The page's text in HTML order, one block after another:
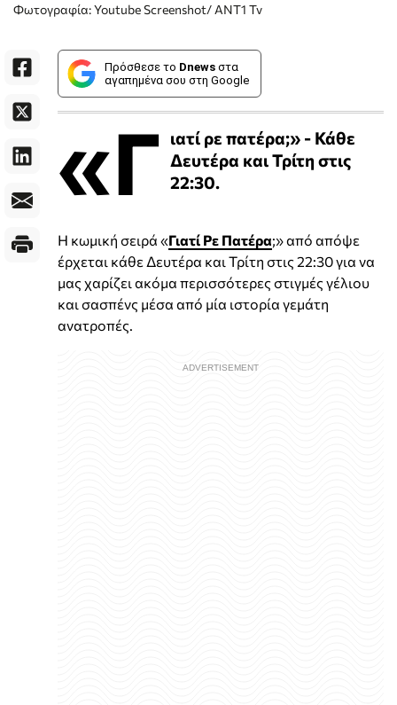
Φωτογραφία: Youtube Screenshot/ ANT1 Tv
Πρόσθεσε το Dnews στα
αγαπημένα σου στη Google
«Γ ιατί ρε πατέρα;» - Κάθε
Δευτέρα και Τρίτη στις
22:30.
Η κωμική σειρά «Γιατί Ρε Πατέρα;» από απόψε
έρχεται κάθε Δευτέρα και Τρίτη στις 22:30 για να
μας χαρίζει ακόμα περισσότερες στιγμές γέλιου
και σασπένς μέσα από μία ιστορία γεμάτη
ανατροπές.